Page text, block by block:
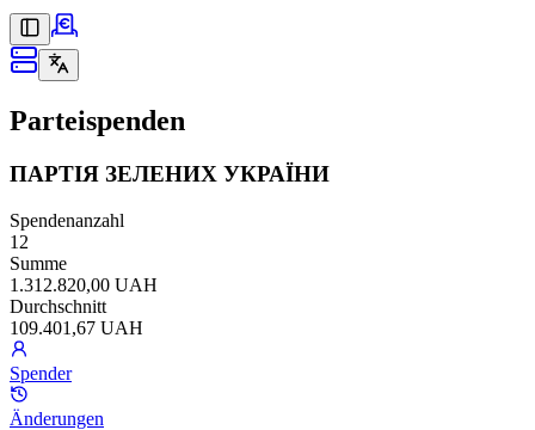
Parteispenden
ПАРТІЯ ЗЕЛЕНИХ УКРАЇНИ
Spendenanzahl
12
Summe
1.312.820,00 UAH
Durchschnitt
109.401,67 UAH
Spender
Änderungen